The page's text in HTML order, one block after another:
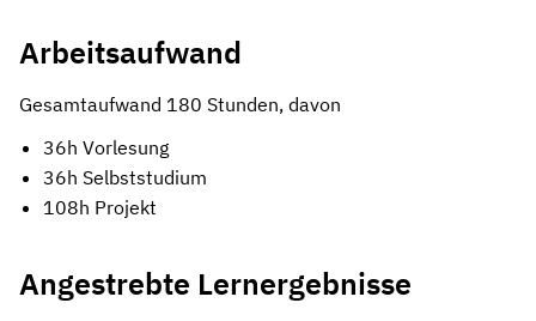
Arbeitsaufwand
Gesamtaufwand 180 Stunden, davon
36h Vorlesung
36h Selbststudium
108h Projekt
Angestrebte Lernergebnisse